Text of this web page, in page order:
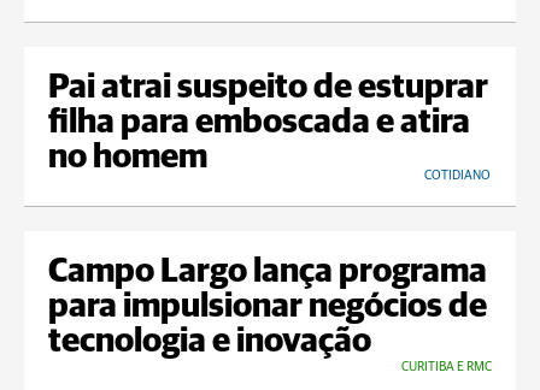
Pai atrai suspeito de estuprar
filha para emboscada e atira
no homem
COTIDIANO
Campo Largo lança programa
para impulsionar negócios de
tecnologia e inovação
CURITIBA E RMC